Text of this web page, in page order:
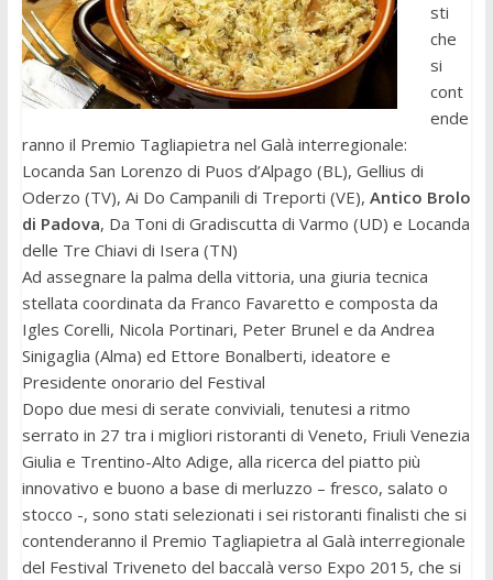
sti
che
si
cont
ende
ranno il Premio Tagliapietra nel Galà interregionale:
Locanda San Lorenzo di Puos d’Alpago (BL), Gellius di
Oderzo (TV), Ai Do Campanili di Treporti (VE), Antico Brolo
di Padova, Da Toni di Gradiscutta di Varmo (UD) e Locanda
delle Tre Chiavi di Isera (TN)
Ad assegnare la palma della vittoria, una giuria tecnica
stellata coordinata da Franco Favaretto e composta da
Igles Corelli, Nicola Portinari, Peter Brunel e da Andrea
Sinigaglia (Alma) ed Ettore Bonalberti, ideatore e
Presidente onorario del Festival
Dopo due mesi di serate conviviali, tenutesi a ritmo
serrato in 27 tra i migliori ristoranti di Veneto, Friuli Venezia
Giulia e Trentino-Alto Adige, alla ricerca del piatto più
innovativo e buono a base di merluzzo – fresco, salato o
stocco -, sono stati selezionati i sei ristoranti finalisti che si
contenderanno il Premio Tagliapietra al Galà interregionale
del Festival Triveneto del baccalà verso Expo 2015, che si